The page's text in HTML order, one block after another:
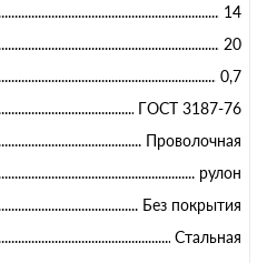
14
20
0,7
ГОСТ 3187-76
Проволочная
рулон
Без покрытия
Стальная